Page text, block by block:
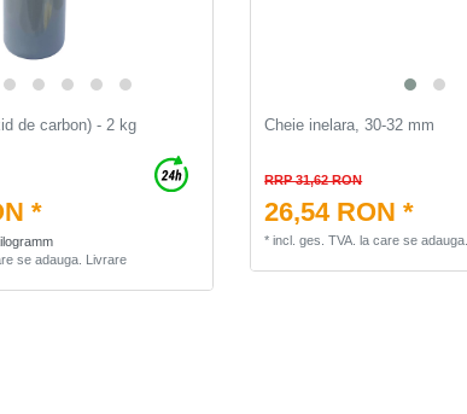
de carbon) - 2 kg
*
se adauga. Livrare
Cheie inelara, 30-32 mm
RRP 31,62 RON
26,54 RON *
*incl. ges. TVA. la care se adauga.